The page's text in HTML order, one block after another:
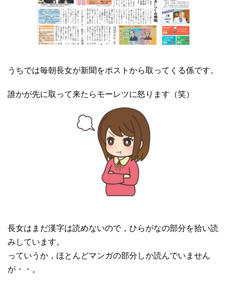
うちでは毎朝長女が新聞をポストから取ってくる係です。
誰かが先に取って来たらモーレツに怒ります（笑）
長女はまだ漢字は読めないので，ひらがなの部分を拾い読
みしています。
っていうか，ほとんどマンガの部分しか読んでいません
が・・。